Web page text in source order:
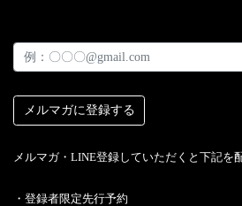
メルマガ・LINE登録していただくと下記を
・︎登録者限定先行予約